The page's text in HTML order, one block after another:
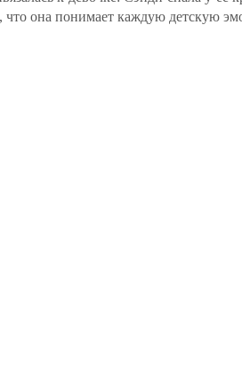
что она понимает каждую детскую